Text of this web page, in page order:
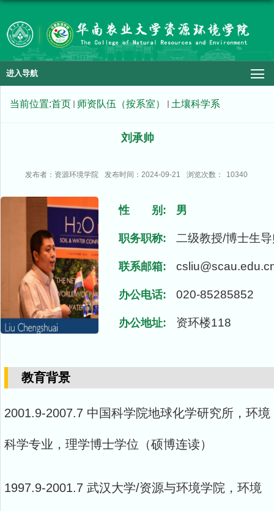
进入导航
当前位置:首页 师资队伍（按系室） 土壤科学系
刘承帅
发布者：资源环境学院 发布时间：2024-09-21 浏览次数： 10340
性 别: 男
职务职称: 二级教授/博士生
联系邮箱:
办公电话: 020-85285852
办公地址: 资环楼118
教育背景
2001.9-2007.7 中国科学院地球化学研究所，环境
科学专业，理学博士学位（硕博连读）
1997.9-2001.7 武汉大学/资源与环境学院，环境